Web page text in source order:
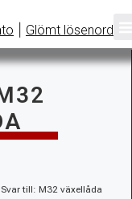
Glömt lösenord
Svar till: M32 växellåda